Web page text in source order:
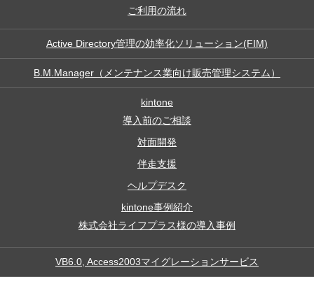
ご利用の流れ
Active Directory管理の効率化ソリューション(FIM)
B.M.Manager（メンテナンス業向け販売管理システム）
kintone
導入前のご相談
対面開発
伴走支援
ヘルプデスク
kintone事例紹介
株式会社ライフプラス様の導入事例
VB6.0, Access2003マイグレーションサービス